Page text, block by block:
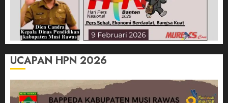
UCAPAN HPN 2026